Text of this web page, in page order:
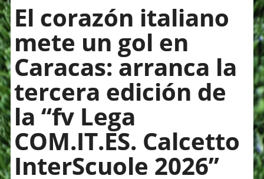
El corazón italiano
mete un gol en
Caracas: arranca la
tercera edición de
la “fv Lega
COM.IT.ES. Calcetto
InterScuole 2026”